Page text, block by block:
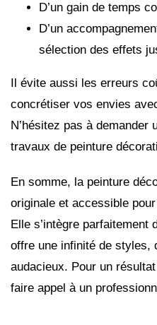
D’un gain de temps
D’un
sélection des effets
Il évite aussi les erreurs
concrétiser vos envies
N’hésitez pas à demander
travaux de peinture
En somme, la peinture
originale et accessible
Elle s’intègre parfaitement
offre une infinité de styles,
audacieux. Pour un
faire appel à un